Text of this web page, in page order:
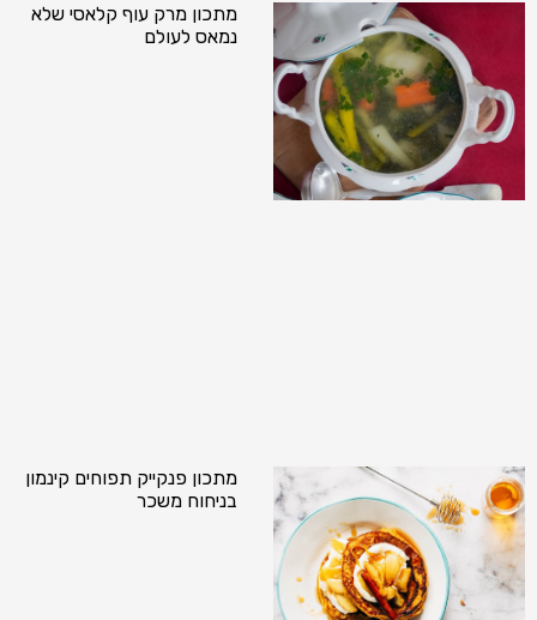
מתכון מרק עוף קלאסי שלא
נמאס לעולם
מתכון פנקייק תפוחים קינמון
בניחוח משכר